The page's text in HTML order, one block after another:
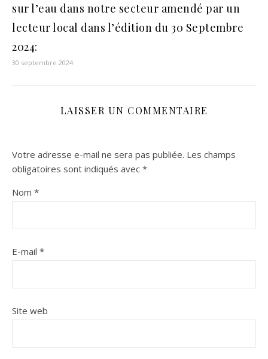
sur l’eau dans notre secteur amendé par un
lecteur local dans l’édition du 30 Septembre
2024:
30 septembre 2024
LAISSER UN COMMENTAIRE
Votre adresse e-mail ne sera pas publiée. Les champs
obligatoires sont indiqués avec *
Nom *
E-mail *
Site web